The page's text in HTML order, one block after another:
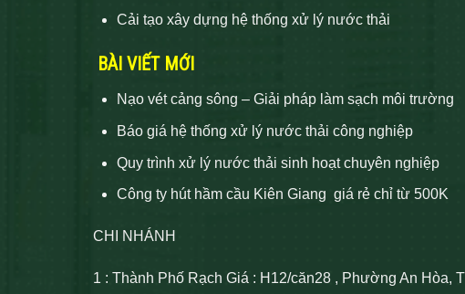
Cải tạo xây dựng hệ thống xử lý nước thải
BÀI VIẾT MỚI
Nạo vét cảng sông – Giải pháp làm sạch môi trường
Báo giá hệ thống xử lý nước thải công nghiệp
Quy trình xử lý nước thải sinh hoạt chuyên nghiệp
Công ty hút hầm cầu Kiên Giang giá rẻ chỉ từ 500K
CHI NHÁNH
1 : Thành Phố Rạch Giá : H12/căn28 , Phường An Hòa,